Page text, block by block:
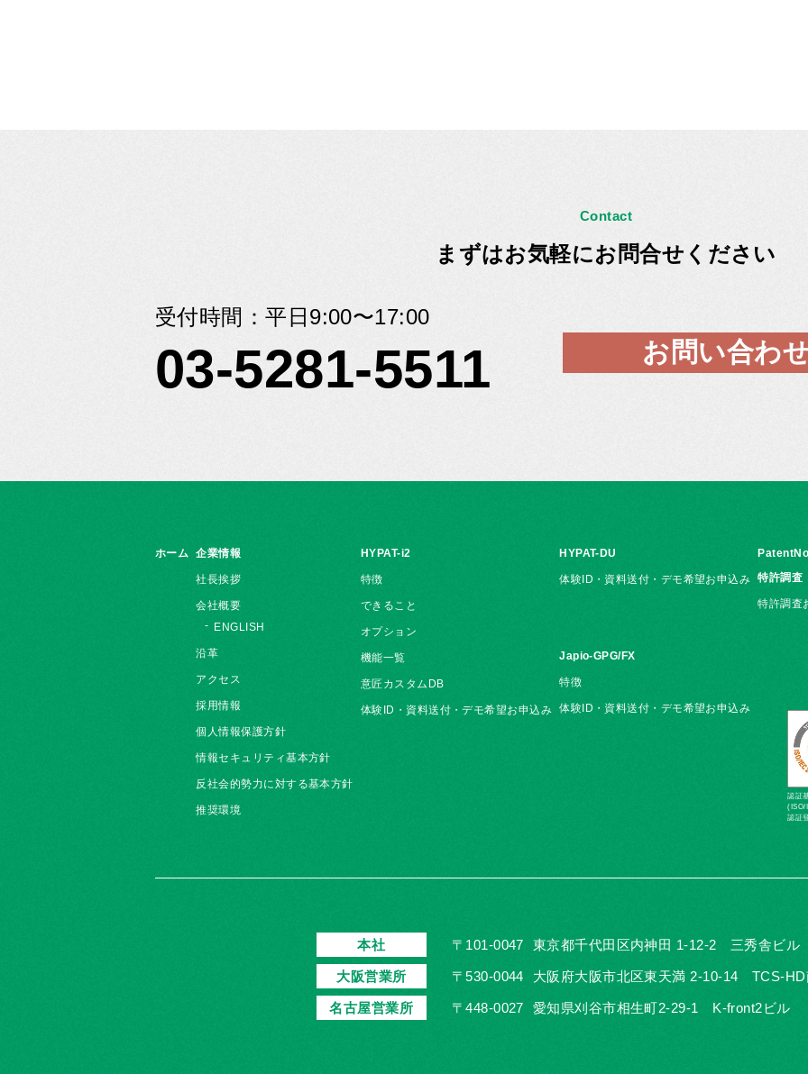
Contact
まずはお気軽にお問合せください
受付時間：平日9:00〜17:00
03-5281-5511 お問い合わ
ホーム 企業情報
社長挨拶
会社概要
ENGLISH
沿革
アクセス
採用情報
個人情報保護方針
情報セキュリティ基本方針
反社会的勢力に対する基本方針
推奨環境
HYPAT-i2
特徴
できること
オプション
機能一覧
意匠カスタムDB
体験ID・資料送付・デモ希望お申込み
HYPAT-DU
体験ID・資料送付・デモ希望お申込み
Japio-GPG/FX
特徴
体験ID・資料送付・デモ希望お申込み
特許調査
特許調査
認証
(ISO/
認証
本社 〒101-0047 東京都千代田区内神田 1-12-2 三秀舎ビル
大阪営業所 〒530-0044 大阪府大阪市北区東天満 2-10-14 TCS-HD
名古屋営業所 〒448-0027 愛知県刈谷市相生町2-29-1 K-front2ビル